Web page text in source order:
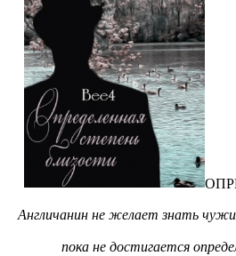
Англичанин не желает знать
пока не достигается